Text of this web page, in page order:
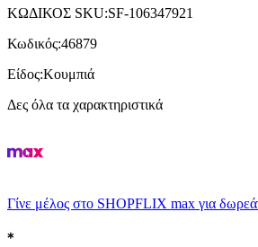
ΚΩΔΙΚΟΣ SKU:SF-106347921
Κωδικός:46879
Είδος:Κουμπιά
Δες όλα τα χαρακτηριστικά
Γίνε μέλος στο SHOPFLIX max για